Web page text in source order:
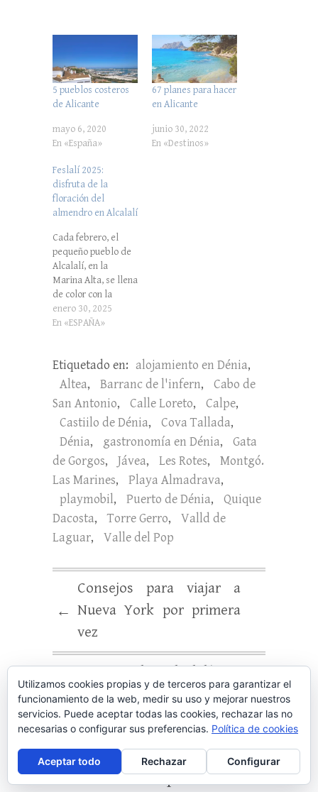
5 pueblos costeros
de Alicante
mayo 6, 2020
En «España»
67 planes para hacer
en Alicante
junio 30, 2022
En «Destinos»
Feslalí 2025:
disfruta de la
floración del
almendro en Alcalalí
Cada febrero, el
pequeño pueblo de
Alcalalí, en la
Marina Alta, se llena
de color con la
floración del
almendro. Este
un festival que
combina rutas entre
almendros, música
en directo,
gastronomía local,
talleres, ferias y
actividades
culturales. Del 8 al
23 de…
enero 30, 2025
En «ESPAÑA»
Etiquetado en: alojamiento en Dénia,
Altea, Barranc de l'infern,
Cabo de
San Antonio, Calle Loreto, Calpe,
Castiilo de Dénia, Cova Tallada,
Dénia, gastronomía en Dénia,
Gata
de Gorgos, Jávea, Les Rotes,
Montgó.
Las Marines, Playa Almadrava,
playmobil, Puerto de Dénia,
Quique
Dacosta, Torre Gerro,
Valld de
Laguar, Valle del Pop
←
Consejos para viajar a
Nueva York por primera
vez
Descubre Alcalalí y su
ruta del almendro en flor
→
12 comentarios en «Qué ver
en Dénia – Escapada fin de
Utilizamos cookies propias y de terceros para garantizar el
funcionamiento de la web, medir su uso y mejorar nuestros
servicios. Puede aceptar todas las cookies, rechazar las no
necesarias o configurar sus preferencias. Política de cookies
Aceptar todo Rechazar Configurar